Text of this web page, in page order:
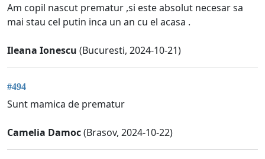
Am copil nascut prematur ,si este absolut necesar sa
mai stau cel putin inca un an cu el acasa .
Ileana Ionescu (Bucuresti, 2024-10-21)
#494
Sunt mamica de prematur
Camelia Damoc(Brasov, 2024-10-22)